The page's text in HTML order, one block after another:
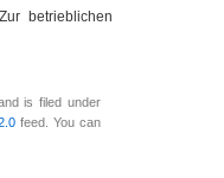
betrieblichen
is filed under
feed. You can